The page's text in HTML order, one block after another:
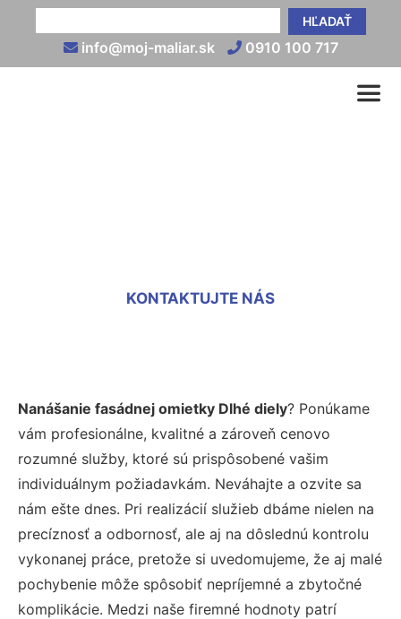
HĽADAŤ
info@moj-maliar.sk 0910 100 717
KONTAKTUJTE NÁS
Nanášanie fasádnej omietky Dlhé diely? Ponúkame
vám profesionálne, kvalitné a zároveň cenovo
rozumné služby, ktoré sú prispôsobené vašim
individuálnym požiadavkám. Neváhajte a ozvite sa
nám ešte dnes. Pri realizácií služieb dbáme nielen na
precíznosť a odbornosť, ale aj na dôslednú kontrolu
vykonanej práce, pretože si uvedomujeme, že aj malé
pochybenie môže spôsobiť nepríjemné a zbytočné
komplikácie. Medzi naše firemné hodnoty patrí